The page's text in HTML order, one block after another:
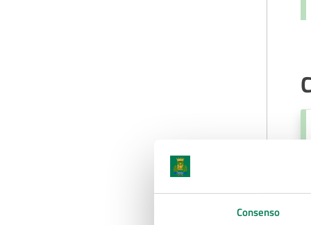
Consenso